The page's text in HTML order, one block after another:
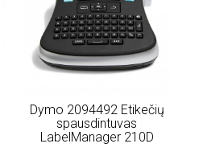
Dymo 2094492 Etikečių
spausdintuvas
LabelManager 210D